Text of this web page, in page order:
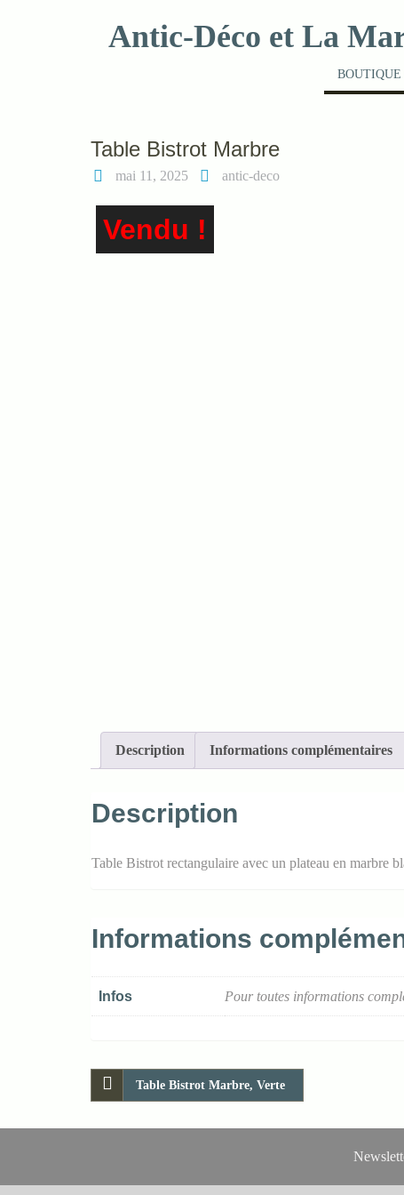
Antic-Déco et La
Table Bistrot Marbre
mai 11, 2025 antic-deco
Vendu !
Description Informations complémentaires
Description
Table Bistrot rectangulaire avec un plateau en marbre
Informations
Infos Pour toutes informations
Table Bistrot Marbre, Verte